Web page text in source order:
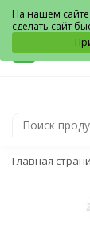
Чебоксары
Главная
На нашем
сделать сайт